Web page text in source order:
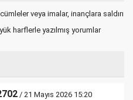
veya imalar, inançlara saldırı
harflerle yazılmış yorumlar
/ 21 Mayıs 2026 15:20